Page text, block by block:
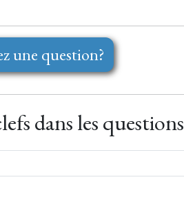
une question?
dans les questions